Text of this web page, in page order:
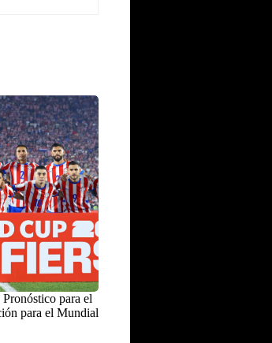
para el
para el Mundial